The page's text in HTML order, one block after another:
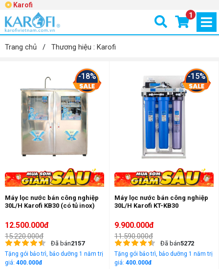
Karofi
1
Trang chủ / Thương hiệu : Karofi
-18%
Máy lọc nước bán công nghiệp
30L/H Karofi KB30 (có tủ inox)
12.500.000đ
15.220.000đ
Đã bán2157
Tặng gói bảo trì, bảo dưỡng 1 năm trị
giá: 400.000đ
-15%
Máy lọc nước bán công nghiệp
30L/H Karofi KT-KB30
9.900.000đ
11.590.000đ
Đã bán5272
Tặng gói bảo trì, bảo dưỡng 1 năm trị
giá: 400.000đ